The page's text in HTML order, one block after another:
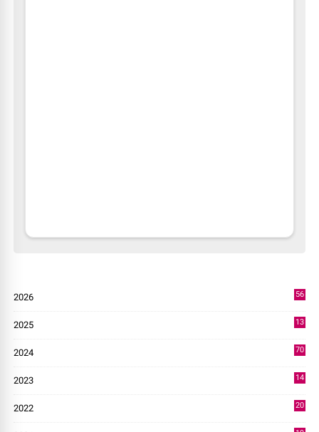
2026
56
2025
13
2024
70
2023
14
2022
20